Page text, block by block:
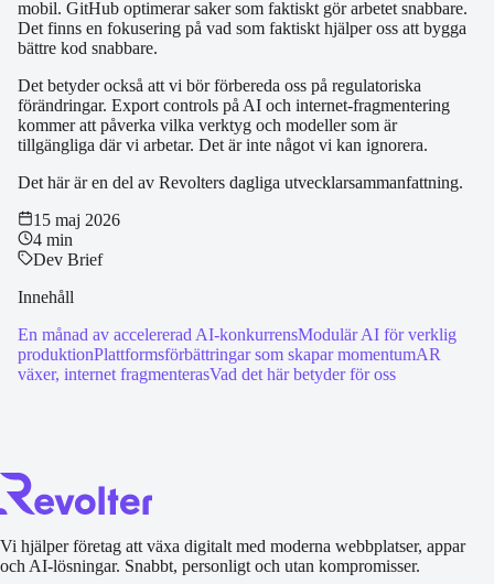
mobil. GitHub optimerar saker som faktiskt gör arbetet snabbare.
Det finns en fokusering på vad som faktiskt hjälper oss att bygga
bättre kod snabbare.
Det betyder också att vi bör förbereda oss på regulatoriska
förändringar. Export controls på AI och internet-fragmentering
kommer att påverka vilka verktyg och modeller som är
tillgängliga där vi arbetar. Det är inte något vi kan ignorera.
Det här är en del av Revolters dagliga utvecklarsammanfattning.
15 maj 2026
4 min
Dev Brief
Innehåll
En månad av accelererad AI-konkurrensModulär AI för verklig
produktionPlattformsförbättringar som skapar momentumAR
växer, internet fragmenterasVad det här betyder för oss
Vi hjälper företag att växa digitalt med moderna webbplatser, appar
och AI-lösningar. Snabbt, personligt och utan kompromisser.